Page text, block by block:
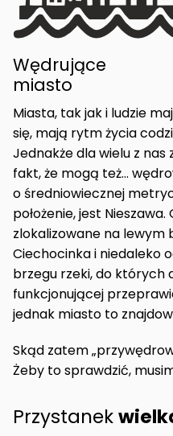
Wędrujące
miasto
Miasta, tak jak i ludzie
się, mają rytm życia
Jednakże dla wielu z
fakt, że mogą też…
o średniowiecznej
położenie, jest
zlokalizowane na lewym
Ciechocinka i niedaleko
brzegu rzeki, do których
funkcjonującej
jednak miasto to
Skąd zatem
Żeby to sprawdzić,
Przystanek